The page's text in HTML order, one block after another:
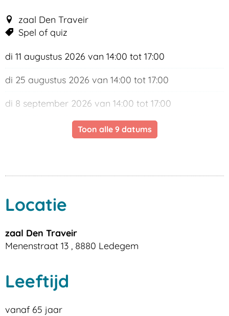
zaal Den Traveir
Spel of quiz
di 11 augustus 2026 van 14:00 tot 17:00
di 25 augustus 2026 van 14:00 tot 17:00
di 8 september 2026 van 14:00 tot 17:00
22 september 2026 van 14:00 tot
Toon alle 9 datums
Locatie
zaal Den Traveir
Menenstraat 13 , 8880 Ledegem
Leeftijd
vanaf 65 jaar